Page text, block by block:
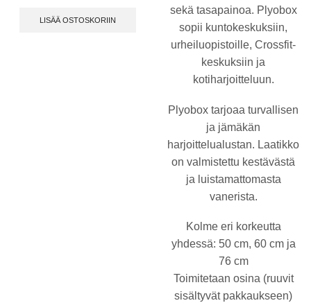
LISÄÄ OSTOSKORIIN
sekä tasapainoa. Plyobox
sopii kuntokeskuksiin,
urheiluopistoille, Crossfit-
keskuksiin ja
kotiharjoitteluun.
Plyobox tarjoaa turvallisen
ja jämäkän
harjoittelualustan. Laatikko
on valmistettu kestävästä
ja luistamattomasta
vanerista.
Kolme eri korkeutta
yhdessä: 50 cm, 60 cm ja
76 cm
Toimitetaan osina (ruuvit
sisältyvät pakkaukseen)